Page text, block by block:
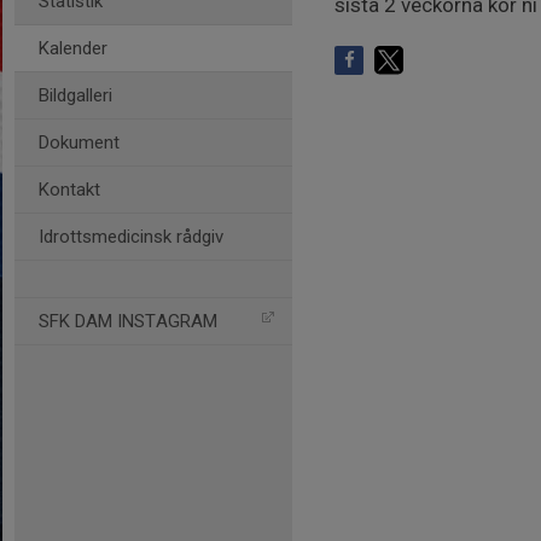
Kalender
Bildgalleri
Dokument
Kontakt
Idrottsmedicinsk rådgiv
SFK DAM INSTAGRAM
sista 2 veckorna kör ni